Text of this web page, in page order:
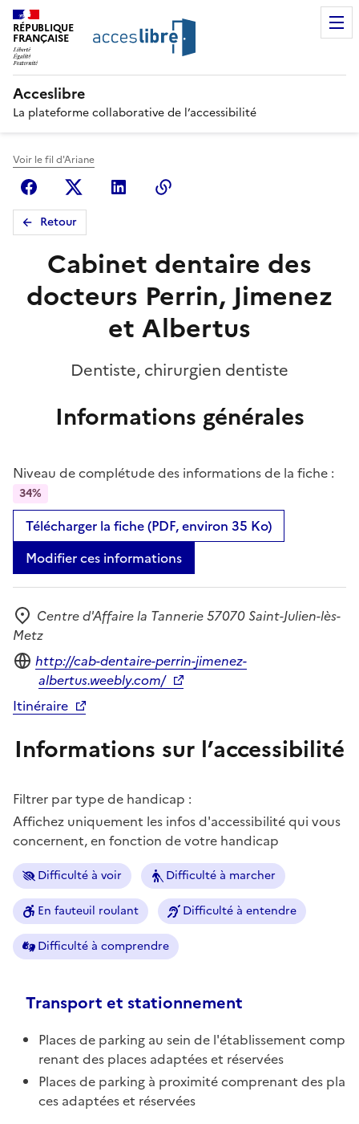
RÉPUBLIQUE
FRANÇAISE
Acceslibre
La plateforme collaborative de l’accessibilité
Voir le fil d'Ariane
FacebookX (anciennement Twitter)
Linkedin
Retour
Cabinet dentaire des
docteurs Perrin, Jimenez
et Albertus
Dentiste, chirurgien dentiste
Informations générales
Niveau de complétude des informations de la fiche :
34%
Télécharger la fiche (PDF, environ 35 Ko)
Modifier ces informations
Adresse
Centre d'Affaire la Tannerie 57070 Saint-Julien-lès-
Metz
Site internet
http://cab-dentaire-perrin-jimenez-
albertus.weebly.com/
Itinéraire
Informations sur l’accessibilité
Filtrer par type de handicap :
Affichez uniquement les infos d'accessibilité qui vous
concernent, en fonction de votre handicap
Difficulté à voir Difficulté à marcher
En fauteuil roulant Difficulté à entendre
Difficulté à comprendre
Transport et stationnement
Places de parking au sein de l'établissement comp
renant des places adaptées et réservées
Places de parking à proximité comprenant des pla
ces adaptées et réservées